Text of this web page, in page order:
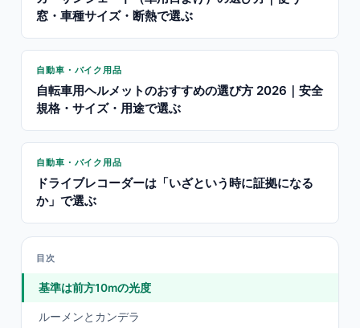
窓・車種サイズ・断熱で選ぶ
自動車・バイク用品
自転車用ヘルメットのおすすめの選び方 2026｜安全
規格・サイズ・用途で選ぶ
自動車・バイク用品
ドライブレコーダーは「いざという時に証拠になる
か」で選ぶ
目次
基準は前方10mの光度
ルーメンとカンデラ